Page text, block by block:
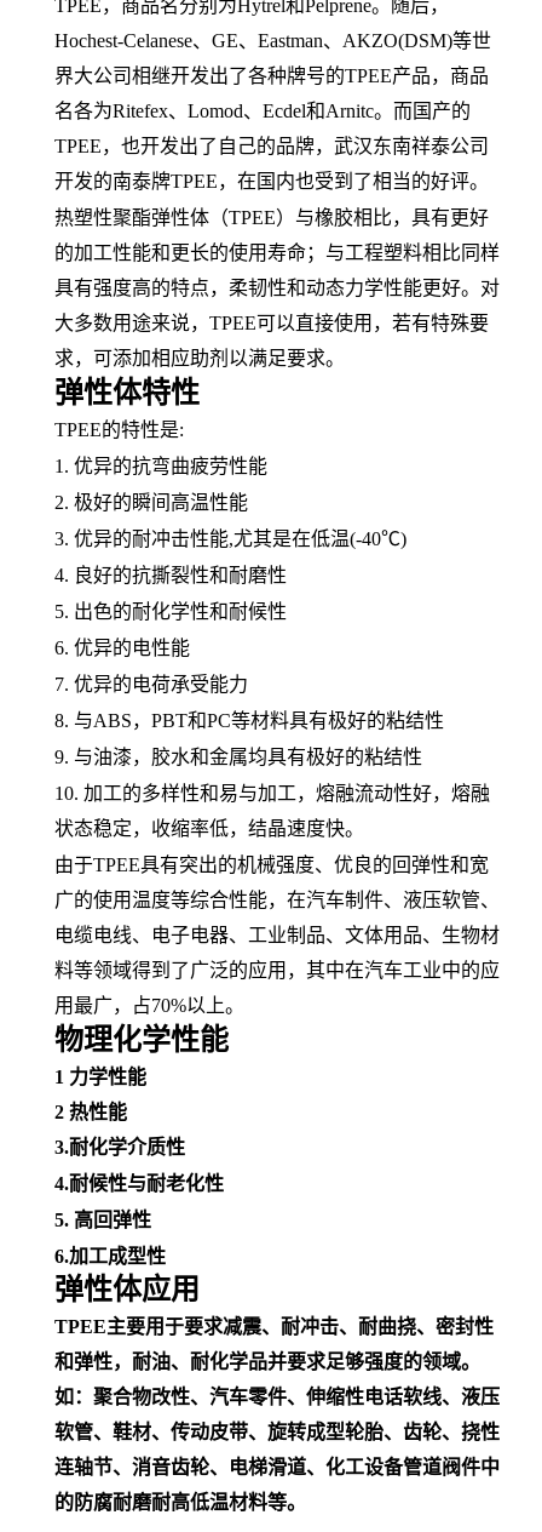
TPEE， 商品名分别为 Hytrel和Pelprene。随后，
Hochest-Celanese、 GE、 Eastman、AKZO(DSM)等世
界大公司相继开发出了各种牌号的TPEE产品，商品
名各为Ritefex、Lomod、Ecdel和Arnitc。而国产的
TPEE，也开发出了自己的品牌，武汉东南祥泰公司
开发的南泰牌TPEE，在国内也受到了相当的好评。
热塑性聚酯弹性体（TPEE）与橡胶相比，具有更好
的加工性能和更长的使用寿命；与工程塑料相比同样
具有强度高的特点， 柔韧性和动态力学性能更好。对
大多数用途来说， TPEE可以直接使用，若有特殊要
求，可添加相应助剂以满足要求。
弹性体特性
TPEE的特性是:
1. 优异的抗弯曲疲劳性能
2. 极好的瞬间高温性能
3. 优异的耐冲击性能,尤其是在低温(-40℃)
4. 良好的抗撕裂性和耐磨性
5. 出色的耐化学性和耐候性
6. 优异的电性能
7. 优异的电荷承受能力
8. 与ABS， PBT和PC等材料具有极好的粘结性
9. 与油漆，胶水和金属均具有极好的粘结性
10. 加工的多样性和易与加工， 熔融流动性好，熔融
状态稳定， 收缩率低，结晶速度快。
由于TPEE具有突出的机械强度、优良的回弹性和宽
广的使用温度等综合性能，在汽车制件、 液压软管、
电缆电线、 电子电器、工业制品、 文体用品、生物材
料等领域得到了广泛的应用，其中在汽车工业中的应
用最广，占70%以上。
物理化学性能
1 力学性能
2 热性能
3.耐化学介质性
4.耐候性与耐老化性
5. 高回弹性
6.加工成型性
弹性体应用
TPEE主要用于要求减震、耐冲击、耐曲挠、密封性
和弹性，耐油、耐化学品并要求足够强度的领域。
如：聚合物改性、汽车零件、 伸缩性电话软线、 液压
软管、鞋材、传动皮带、旋转成型轮胎、齿轮、挠性
连轴节、消音齿轮、电梯滑道、 化工设备管道阀件中
的防腐耐磨耐高低温材料等。